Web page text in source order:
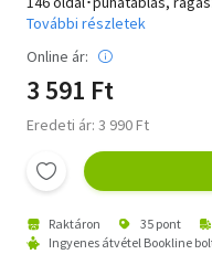
További részletek
Online ár:
3 591 Ft
Eredeti ár: 3 990 Ft
Raktáron 35 pont
Ingyenes átvétel Bookline